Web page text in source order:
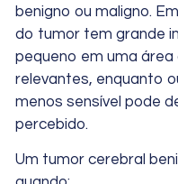
benigno ou maligno.
do tumor tem grande
pequeno em uma
relevantes, enquanto
menos sensível pode
percebido.
Um tumor cerebral